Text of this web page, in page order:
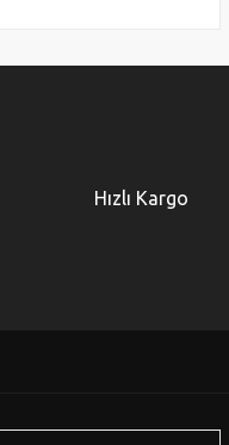
Hızlı Kargo